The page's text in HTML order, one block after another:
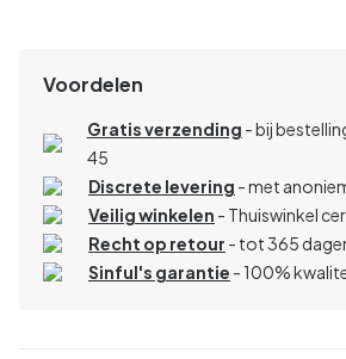
Voordelen
Gratis verzending - bij
45
Discrete levering - met
Veilig winkelen - Thuiswinkel
Recht op retour - tot 365
Sinful's garantie - 100%